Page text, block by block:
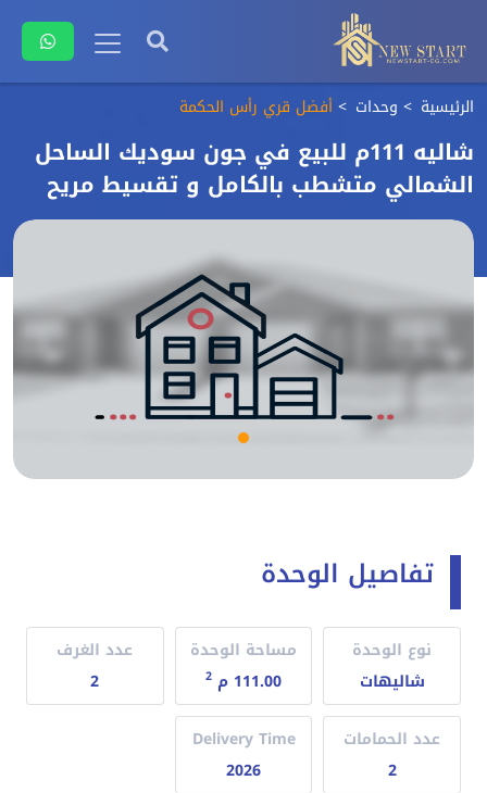
الرئيسية وحدات أفضل قري رأس الحكمة
شاليه 111م للبيع في جون سوديك الساحل
الشمالي متشطب بالكامل و تقسيط مريح
تفاصيل الوحدة
نوع الوحدة
شاليهات
مساحة الوحدة
111.00 م
2
عدد الغرف
2
عدد الحمامات
2
Delivery Time
2026